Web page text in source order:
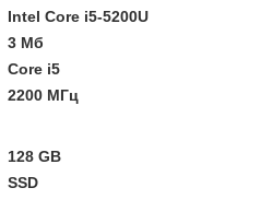
Intel Core i5-5200U
3 Мб
Core i5
2200 МГц
128 GB
SSD